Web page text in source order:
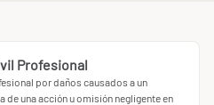
de defensa para proteger al
Profesional
por daños causados a un
una acción u omisión negligente en